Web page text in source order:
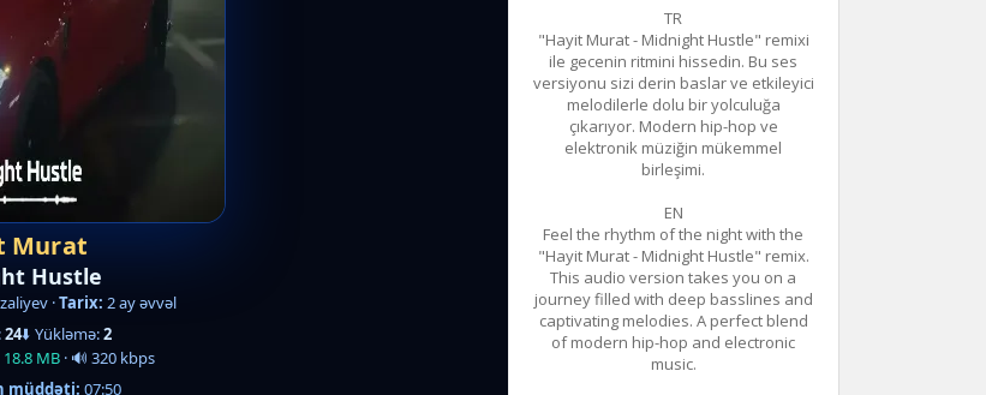
TR
"Hayit Murat - Midnight Hustle" remixi
ile gecenin ritmini hissedin. Bu ses
versiyonu sizi derin baslar ve etkileyici
melodilerle dolu bir yolculuğa
çıkarıyor. Modern hip-hop ve
elektronik müziğin mükemmel
birleşimi.
EN
Feel the rhythm of the night with the
"Hayit Murat - Midnight Hustle" remix.
This audio version takes you on a
journey filled with deep basslines and
captivating melodies. A perfect blend
of modern hip-hop and electronic
music.